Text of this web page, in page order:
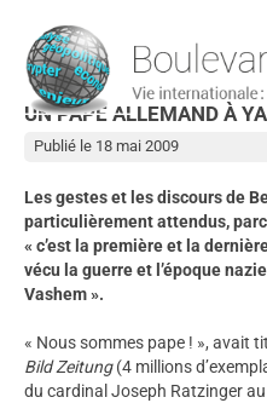
UN PAPE ALLEMAND À
Publié le 18 mai 2009
Les gestes et les discours de
particulièrement attendus,
« c’est la première et la
vécu la guerre et l’époque
Vashem ».
« Nous sommes pape ! », avait
Bild Zeitung(4 millions
du cardinal Joseph Ratzinger